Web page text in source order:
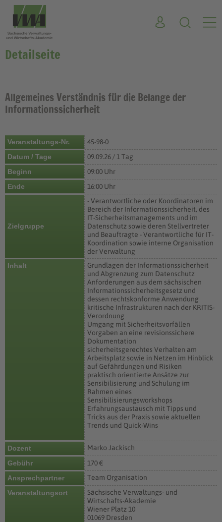
Detailseite
Allgemeines Verständnis für die Belange der
Informationssicherheit
Veranstaltungs-Nr.
45-98-0
Datum / Tage
09.09.26 / 1 Tag
Beginn
09:00 Uhr
Ende
16:00 Uhr
Zielgruppe
- Verantwortliche oder Koordinatoren im
Bereich der Informationssicherheit, des
IT-Sicherheitsmanagements und im
Datenschutz sowie deren Stellvertreter
und Beauftragte - Verantwortliche für IT-
Koordination sowie interne Organisation
der Verwaltung
Inhalt
Grundlagen der Informationssicherheit
und Abgrenzung zum Datenschutz
Anforderungen aus dem sächsischen
Informationssicherheitsgesetz und
dessen rechtskonforme Anwendung
kritische Infrastrukturen nach der KRITIS-
Verordnung
Umgang mit Sicherheitsvorfällen
Vorgaben an eine revisionssichere
Dokumentation
sicherheitsgerechtes Verhalten am
Arbeitsplatz sowie in Netzen im Hinblick
auf Gefährdungen und Risiken
praktisch orientierte Ansätze zur
Sensibilisierung und Schulung im
Rahmen eines
Sensibilisierungsworkshops
Erfahrungsaustausch mit Tipps und
Tricks aus der Praxis sowie aktuellen
Trends und Quick-Wins
Dozent
Marko Jackisch
Gebühr
170 €
Ansprechpartner
Team Organisation
Veranstaltungsort
Sächsische Verwaltungs- und
Wirtschafts-Akademie
Wiener Platz 10
01069 Dresden